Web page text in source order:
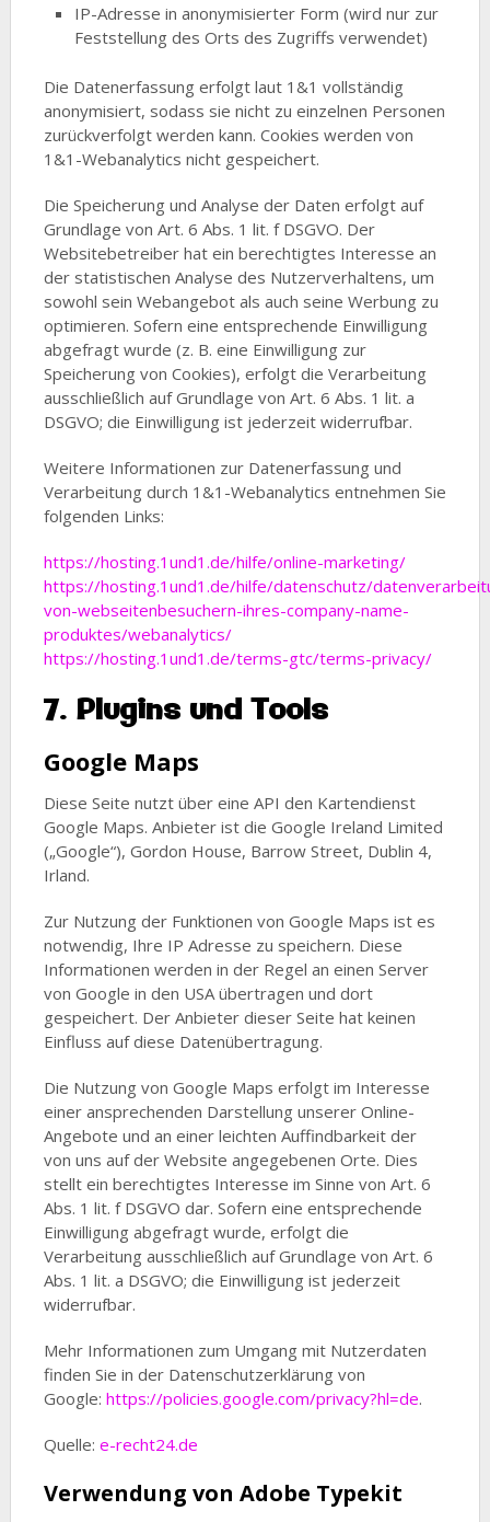
IP-Adresse in anonymisierter Form (wird nur zur
Feststellung des Orts des Zugriffs verwendet)
Die Datenerfassung erfolgt laut 1&1 vollständig
anonymisiert, sodass sie nicht zu einzelnen Personen
zurückverfolgt werden kann. Cookies werden von
1&1-Webanalytics nicht gespeichert.
Die Speicherung und Analyse der Daten erfolgt auf
Grundlage von Art. 6 Abs. 1 lit. f DSGVO. Der
Websitebetreiber hat ein berechtigtes Interesse an
der statistischen Analyse des Nutzerverhaltens, um
sowohl sein Webangebot als auch seine Werbung zu
optimieren. Sofern eine entsprechende Einwilligung
abgefragt wurde (z. B. eine Einwilligung zur
Speicherung von Cookies), erfolgt die Verarbeitung
ausschließlich auf Grundlage von Art. 6 Abs. 1 lit. a
DSGVO; die Einwilligung ist jederzeit widerrufbar.
Weitere Informationen zur Datenerfassung und
Verarbeitung durch 1&1-Webanalytics entnehmen Sie
folgenden Links:
https://hosting.1und1.de/hilfe/online-marketing/
https://hosting.1und1.de/hilfe/datenschutz/
von-webseitenbesuchern-ihres-company-name-
produktes/webanalytics/
https://hosting.1und1.de/terms-gtc/terms-privacy/
7. Plugins und Tools
Google Maps
Diese Seite nutzt über eine API den Kartendienst
Google Maps. Anbieter ist die Google Ireland Limited
(„Google“), Gordon House, Barrow Street, Dublin 4,
Irland.
Zur Nutzung der Funktionen von Google Maps ist es
notwendig, Ihre IP Adresse zu speichern. Diese
Informationen werden in der Regel an einen Server
von Google in den USA übertragen und dort
gespeichert. Der Anbieter dieser Seite hat keinen
Einfluss auf diese Datenübertragung.
Die Nutzung von Google Maps erfolgt im Interesse
einer ansprechenden Darstellung unserer Online-
Angebote und an einer leichten Auffindbarkeit der
von uns auf der Website angegebenen Orte. Dies
stellt ein berechtigtes Interesse im Sinne von Art. 6
Abs. 1 lit. f DSGVO dar. Sofern eine entsprechende
Einwilligung abgefragt wurde, erfolgt die
Verarbeitung ausschließlich auf Grundlage von Art. 6
Abs. 1 lit. a DSGVO; die Einwilligung ist jederzeit
widerrufbar.
Mehr Informationen zum Umgang mit Nutzerdaten
finden Sie in der Datenschutzerklärung von
Google: https://policies.google.com/privacy?hl=de.
Quelle: e-recht24.de
Verwendung von Adobe Typekit